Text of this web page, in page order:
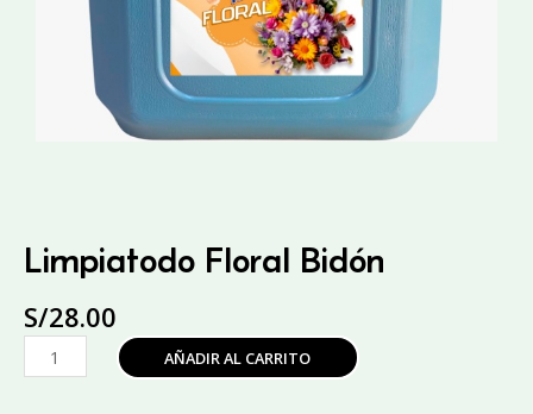
Limpiatodo Floral Bidón
S/28.00
Limpiatodo
Floral
AÑADIR AL CARRITO